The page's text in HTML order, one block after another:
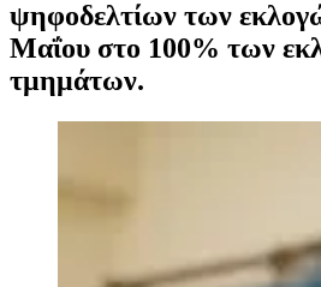
ψηφοδελτίων των
Μαΐου στο 100% των
τμημάτων.